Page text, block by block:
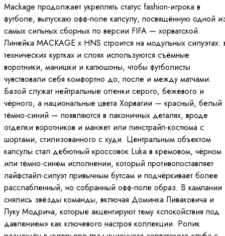
Mackage продолжает укреплять статус fashion-игрока в
футболе, выпускаю офф-поле капсулу, посвящённую одной
самых сильных сборных по версии FIFA — хорватской.
Линейка MACKAGE x HNS строится на модульных силуэтах:
технических куртках и слоях используются съёмные
воротники, манишки и капюшоны, чтобы футболисты
чувствовали себя комфортно до, после и между матчами.
Базой служат нейтральные оттенки серого, бежевого и
чёрного, а национальные цвета Хорватии — красный, белый
тёмно-синий — появляются в лаконичных деталях, вроде
отделки воротников и манжет или пинстрайп-костюма с
шортами, стилизованного с худи. Центральным объектом
капсулы стал дебютный кроссовок Luka в кремовом, чёрном
или тёмно-синем исполнении, который противопоставляет
лайфстайл-силуэт привычным бутсам и подчёркивает более
расслабленный, но собранный офф-поле образ. В кампании
снялись звёзды команды, включая Доминка Ливаковича и
Луку Модрича, которые акцентируют тему «спокойствия под
давлением» как ключевого настроя коллекции. Ролик